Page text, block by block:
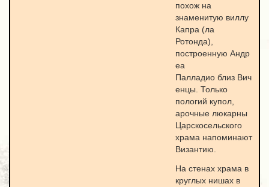
похож на
знаменитую виллу
Капра (ла
Ротонда),
построенную Андр
еа
Палладио близ Вич
енцы. Только
пологий купол,
арочные люкарны
Царскосельского
храма напоминают
Византию.
На стенах храма в
круглых нишах в